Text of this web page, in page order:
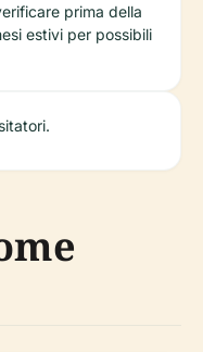
estivi per possibili